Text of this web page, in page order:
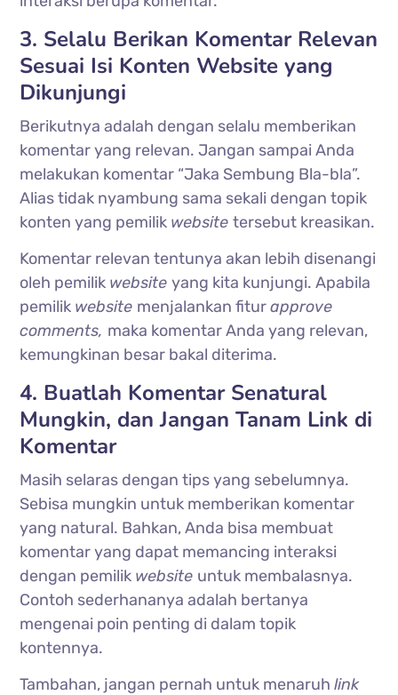
3. Selalu Berikan Komentar Relevan
Sesuai Isi Konten Website yang
Dikunjungi
Berikutnya adalah dengan selalu memberikan
komentar yang relevan. Jangan sampai Anda
melakukan komentar “Jaka Sembung Bla-bla”.
Alias tidak nyambung sama sekali dengan topik
konten yang pemilik websitetersebut kreasikan.
Komentar relevan tentunya akan lebih disenangi
oleh pemilik websiteyang kita kunjungi. Apabila
pemilik website menjalankan fiturapprove
comments, maka komentar Anda yang relevan,
kemungkinan besar bakal diterima.
4. Buatlah Komentar Senatural
Mungkin, dan Jangan Tanam Link di
Komentar
Masih selaras dengan tips yang sebelumnya.
Sebisa mungkin untuk memberikan komentar
yang natural. Bahkan, Anda bisa membuat
komentar yang dapat memancing interaksi
dengan pemilik website untuk membalasnya.
Contoh sederhananya adalah bertanya
mengenai poin penting di dalam topik
kontennya.
Tambahan, jangan pernah untuk menaruhlink